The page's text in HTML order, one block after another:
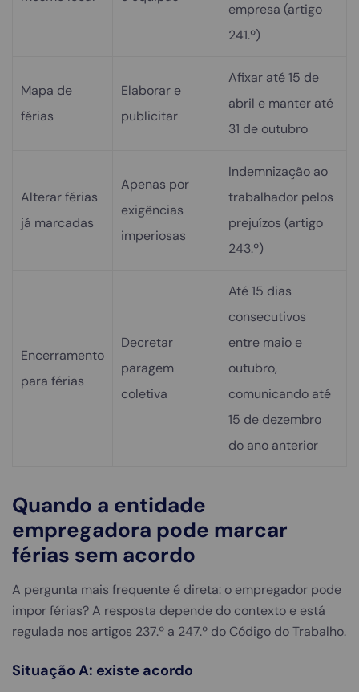
empresa (artigo
241.º)
Mapa de
férias
Elaborar e
publicitar
Afixar até 15 de
abril e manter até
31 de outubro
Alterar férias
já marcadas
Apenas por
exigências
imperiosas
Indemnização ao
trabalhador pelos
prejuízos (artigo
243.º)
Encerramento
para férias
Decretar
paragem
coletiva
Até 15 dias
consecutivos
entre maio e
outubro,
comunicando até
15 de dezembro
do ano anterior
Quando a entidade
empregadora pode marcar
férias sem acordo
A pergunta mais frequente é direta: o empregador pode
impor férias? A resposta depende do contexto e está
regulada nos artigos 237.º a 247.º do Código do Trabalho.
Situação A: existe acordo